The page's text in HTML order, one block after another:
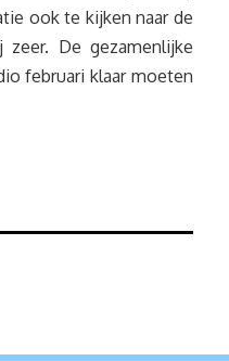
ook te kijken naar de
De gezamenlijke
februari klaar moeten